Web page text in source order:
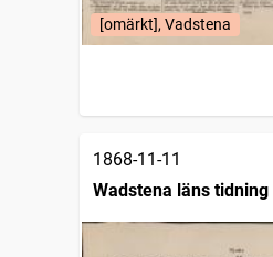
[omärkt], Vadstena
1868-11-11
Wadstena läns tidning